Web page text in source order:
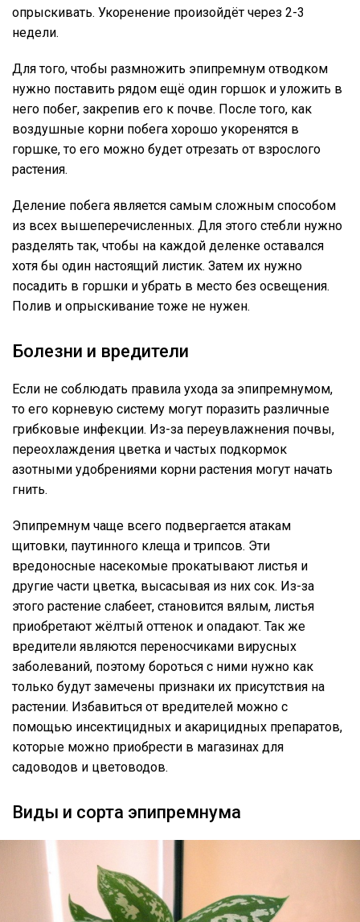
опрыскивать. Укоренение произойдёт через 2-3
недели.
Для того, чтобы размножить эпипремнум отводком
нужно поставить рядом ещё один горшок и уложить в
него побег, закрепив его к почве. После того, как
воздушные корни побега хорошо укоренятся в
горшке, то его можно будет отрезать от взрослого
растения.
Деление побега является самым сложным способом
из всех вышеперечисленных. Для этого стебли нужно
разделять так, чтобы на каждой деленке оставался
хотя бы один настоящий листик. Затем их нужно
посадить в горшки и убрать в место без освещения.
Полив и опрыскивание тоже не нужен.
Болезни и вредители
Если не соблюдать правила ухода за эпипремнумом,
то его корневую систему могут поразить различные
грибковые инфекции. Из-за переувлажнения почвы,
переохлаждения цветка и частых подкормок
азотными удобрениями корни растения могут начать
гнить.
Эпипремнум чаще всего подвергается атакам
щитовки, паутинного клеща и трипсов. Эти
вредоносные насекомые прокатывают листья и
другие части цветка, высасывая из них сок. Из-за
этого растение слабеет, становится вялым, листья
приобретают жёлтый оттенок и опадают. Так же
вредители являются переносчиками вирусных
заболеваний, поэтому бороться с ними нужно как
только будут замечены признаки их присутствия на
растении. Избавиться от вредителей можно с
помощью инсектицидных и акарицидных препаратов,
которые можно приобрести в магазинах для
садоводов и цветоводов.
Виды и сорта эпипремнума